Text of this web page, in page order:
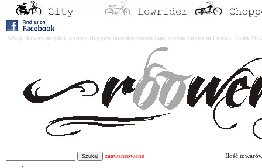
Witaj. Rowery miejskie, cruiser, chopper, lowrider, amsterdam, custom kupisz tu i teraz : 08-08-
zaawansowane Ilość